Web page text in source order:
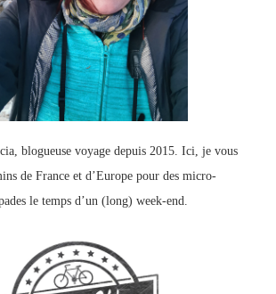
blogueuse voyage depuis 2015. Ici, je vous
de France et d’Europe pour des micro-
le temps d’un (long) week-end.